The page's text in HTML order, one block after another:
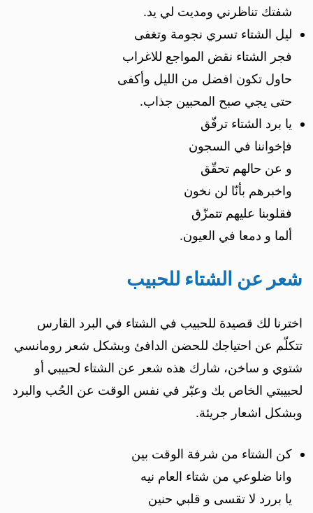
شفتك تناظرني ومديت لي يد.
ليل الشتاء تسري نجومة وتغفى
فجر الشتاء نقض المواجع للاغراب
حاول تكون افضل من الليل وأكفى
حتى يجي صبح المحبين جذاب.
يا برد الشتاء ترفّق
فإخواننا في السجون
و عن حالهم تحقّق
واخبرهم بأنّا لن نخون
فقلوبنا عليهم تتمزّق
ألما و دمعا في العيون.
شعر عن الشتاء للحبيب
اخترنا لك قصيدة للحبيب في الشتاء في البرد القارس
تتكلّم عن احتياجك للحضن الدافئ وبشكل شعر رومانسي
شتوي و ساخن، شارك هذه شعر عن الشتاء لحبيبي أو
لحبيبتي الخاص بك وعبّر في نفس الوقت عن الحُب والبرد
وبشكل اشعار جريئة.
كن الشتاء من شرفة الوقت بين
وانا ضلوعي من شتاء العام نيه
يا بررد لا تقسى و قلبي حنين